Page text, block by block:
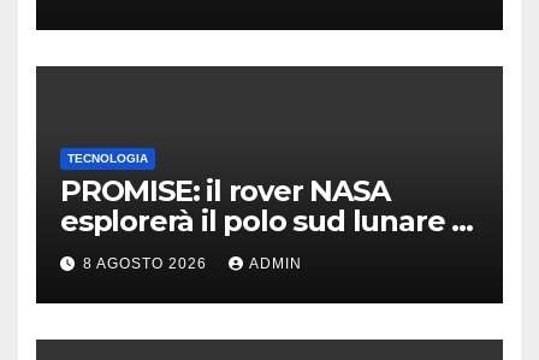
TECNOLOGIA
PROMISE: il rover NASA
esplorerà il polo sud lunare |
Cosa sappiamo
8 AGOSTO 2026 ADMIN